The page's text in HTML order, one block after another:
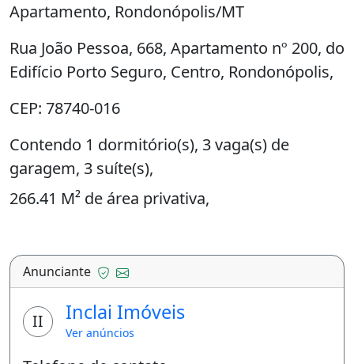
Apartamento, Rondonópolis/MT
Rua João Pessoa, 668, Apartamento nº 200, do
Edifício Porto Seguro, Centro, Rondonópolis,
CEP: 78740-016
Contendo 1 dormitório(s), 3 vaga(s) de
garagem, 3 suíte(s),
266.41 M² de área privativa,
Matrícula nº 46.798, CRI de Rondonópolis/MT
Inscrição Prefeitura 1165666.
Distribuição Interna (Conf. site de venda): 01
Anunciante
II Inclai Imóveis
Ver anúncios